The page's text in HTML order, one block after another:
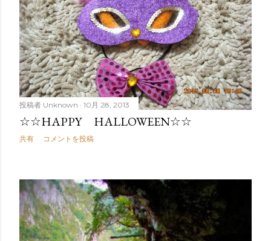
投稿者 Unknown 10月 28, 2013
☆☆HAPPY HALLOWEEN☆☆
共有 コメントを投稿